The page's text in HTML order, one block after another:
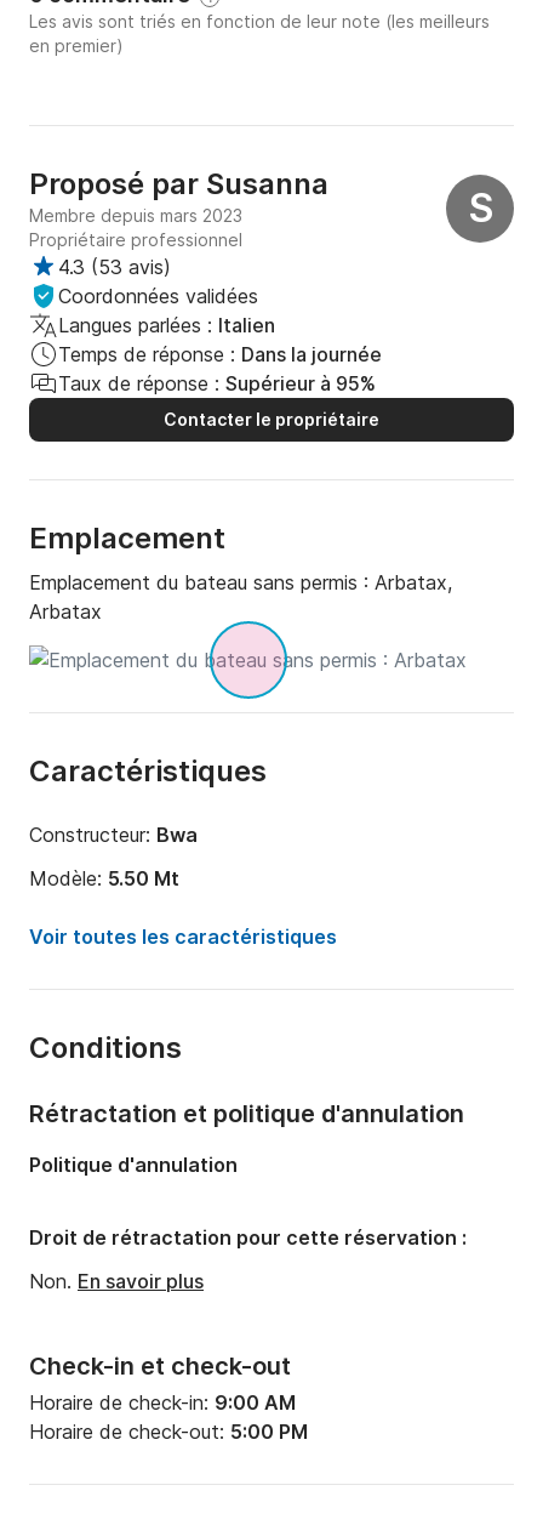
Les avis sont triés en fonction de leur note (les meilleurs
en premier)
S
Proposé par Susanna
Membre depuis mars 2023
Propriétaire professionnel
4.3 (53 avis)
Coordonnées validées
Langues parlées : Italien
Temps de réponse : Dans la journée
Taux de réponse : Supérieur à 95%
Contacter le propriétaire
Emplacement
Emplacement du bateau sans permis : Arbatax,
Arbatax
Caractéristiques
Constructeur: Bwa
Modèle: 5.50 Mt
Puissance moteur:
40cv
Capacité à bord:
Voir toutes les caractéristiques
Conditions
Check-in et check-out
Horaire de check-in: 9:00 AM
Horaire de check-out: 5:00 PM
Rétractation et politique d'annulation
Politique d'annulation
Droit de rétractation pour cette réservation :
Non. En savoir plus